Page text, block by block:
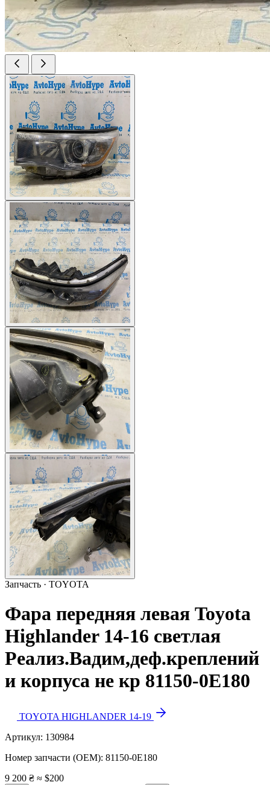
Запчасть · TOYOTA
Фара передняя левая Toyota
Highlander 14-16 светлая
Реализ.Вадим,деф.креплений
и корпуса не кр 81150-0E180
TOYOTA HIGHLANDER 14-19
Артикул: 130984
Номер запчасти (OEM): 81150-0E180
9 200 ₴ ≈ $200